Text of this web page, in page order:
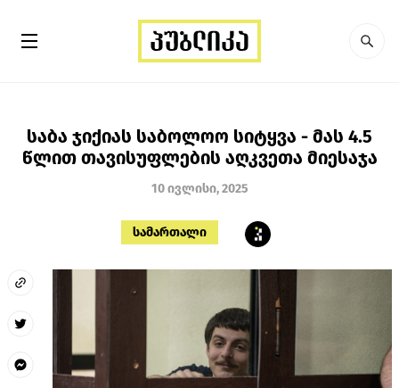
საბა ჯიქიას საბოლოო სიტყვა - მას 4.5
წლით თავისუფლების აღკვეთა მიესაჯა
10 ივლისი, 2025
სამართალი